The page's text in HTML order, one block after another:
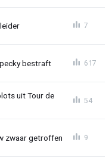
7
bestraft 617
uit Tour de
54
zwaar getroffen 9